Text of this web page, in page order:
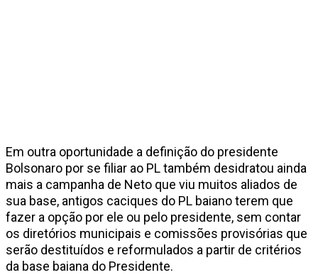
Em outra oportunidade a definição do presidente
Bolsonaro por se filiar ao PL também desidratou ainda
mais a campanha de Neto que viu muitos aliados de
sua base, antigos caciques do PL baiano terem que
fazer a opção por ele ou pelo presidente, sem contar
os diretórios municipais e comissões provisórias que
serão destituídos e reformulados a partir de critérios
da base baiana do Presidente.